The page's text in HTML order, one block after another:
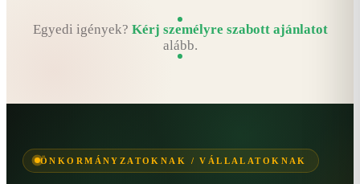
Egyedi igények? Kérj személyre szabott ajánlatot
alább.
ÖNKORMÁNYZATOKNAK / VÁLLALATOKNAK